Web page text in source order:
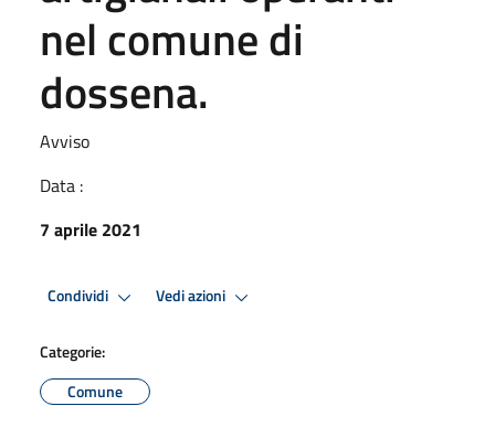
nel comune di
dossena.
Avviso
Data :
7 aprile 2021
Condividi Vedi azioni
Categorie:
Comune